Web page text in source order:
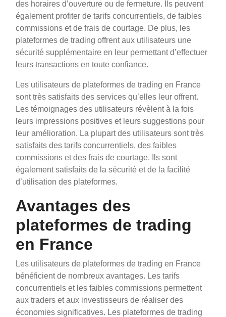
des horaires d’ouverture ou de fermeture. Ils peuvent
également profiter de tarifs concurrentiels, de faibles
commissions et de frais de courtage. De plus, les
plateformes de trading offrent aux utilisateurs une
sécurité supplémentaire en leur permettant d’effectuer
leurs transactions en toute confiance.
Les utilisateurs de plateformes de trading en France
sont très satisfaits des services qu’elles leur offrent.
Les témoignages des utilisateurs révèlent à la fois
leurs impressions positives et leurs suggestions pour
leur amélioration. La plupart des utilisateurs sont très
satisfaits des tarifs concurrentiels, des faibles
commissions et des frais de courtage. Ils sont
également satisfaits de la sécurité et de la facilité
d’utilisation des plateformes.
Avantages des
plateformes de trading
en France
Les utilisateurs de plateformes de trading en France
bénéficient de nombreux avantages. Les tarifs
concurrentiels et les faibles commissions permettent
aux traders et aux investisseurs de réaliser des
économies significatives. Les plateformes de trading